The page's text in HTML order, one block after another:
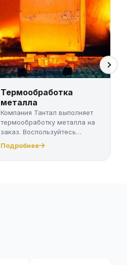
Термообработка
металла
Компания Тантал выполняет
термообработку металла на
заказ. Воспользуйтесь
качест...
Подробнее